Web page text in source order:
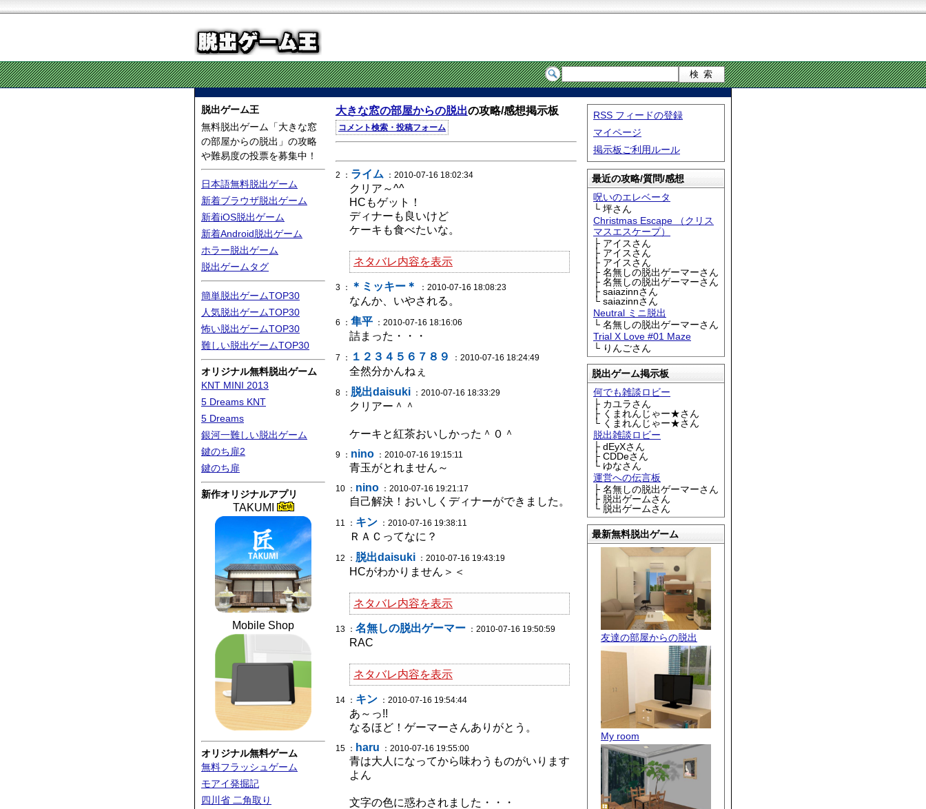
脱出ゲーム王
無料脱出ゲーム「大きな窓
の部屋からの脱出」の攻略
や難易度の投票を募集中！
日本語無料脱出ゲーム
新着ブラウザ脱出ゲーム
新着iOS脱出ゲーム
新着Android脱出ゲーム
ホラー脱出ゲーム
脱出ゲームタグ
簡単脱出ゲームTOP30
人気脱出ゲームTOP30
怖い脱出ゲームTOP30
難しい脱出ゲームTOP30
オリジナル無料脱出ゲーム
KNT MINI 2013
5 Dreams KNT
5 Dreams
銀河一難しい脱出ゲーム
鍵のち扉2
鍵のち扉
新作オリジナルアプリ
TAKUMI
Mobile Shop
オリジナル無料ゲーム
無料フラッシュゲーム
モアイ発掘記
四川省 二角取り
RSS フィードの登録
マイページ
掲示板ご利用ルール
最近の攻略/質問/感想
呪いのエレベータ
└ 坪さん
Christmas Escape （クリス
マスエスケープ）
├ アイスさん
├ アイスさん
├ アイスさん
├ 名無しの脱出ゲーマーさん
├ 名無しの脱出ゲーマーさん
├ saiazinnさん
└ saiazinnさん
Neutral ミニ脱出
└ 名無しの脱出ゲーマーさん
Trial X Love #01 Maze
└ りんごさん
脱出ゲーム掲示板
何でも雑談ロビー
├ カユラさん
├ くまれんじゃー★さん
└ くまれんじゃー★さん
脱出雑談ロビー
├ dEyXさん
├ CDDeさん
└ ゆなさん
運営への伝言板
├ 名無しの脱出ゲーマーさん
├ 脱出ゲームさん
└ 脱出ゲームさん
最新無料脱出ゲーム
友達の部屋からの脱出
My room
大きな窓の部屋からの脱出の攻略/感想掲示板
コメント検索・投稿フォーム
2 ： ライム ：2010-07-16 18:02:34
クリア～^^
HCもゲット！
ディナーも良いけど
ケーキも食べたいな。
ネタバレ内容を表示
3 ： ＊ミッキー＊ ：2010-07-16 18:08:23
なんか、いやされる。
6 ： 隼平 ：2010-07-16 18:16:06
詰まった・・・
7 ： １２３４５６７８９ ：2010-07-16 18:24:49
全然分かんねぇ
8 ： 脱出daisuki ：2010-07-16 18:33:29
クリアー＾＾
ケーキと紅茶おいしかった＾０＾
9 ： nino ：2010-07-16 19:15:11
青玉がとれません～
10 ： nino ：2010-07-16 19:21:17
自己解決！おいしくディナーができました。
11 ： キン ：2010-07-16 19:38:11
ＲＡＣってなに？
12 ： 脱出daisuki ：2010-07-16 19:43:19
HCがわかりません＞＜
ネタバレ内容を表示
13 ： 名無しの脱出ゲーマー ：2010-07-16 19:50:59
RAC
ネタバレ内容を表示
14 ： キン ：2010-07-16 19:54:44
あ～っ!!
なるほど！ゲーマーさんありがとう。
15 ： haru ：2010-07-16 19:55:00
青は大人になってから味わうものがいります
よん
文字の色に惑わされました・・・